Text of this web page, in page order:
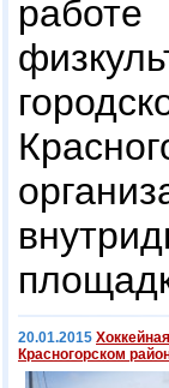
20.01.2015
Красногорском